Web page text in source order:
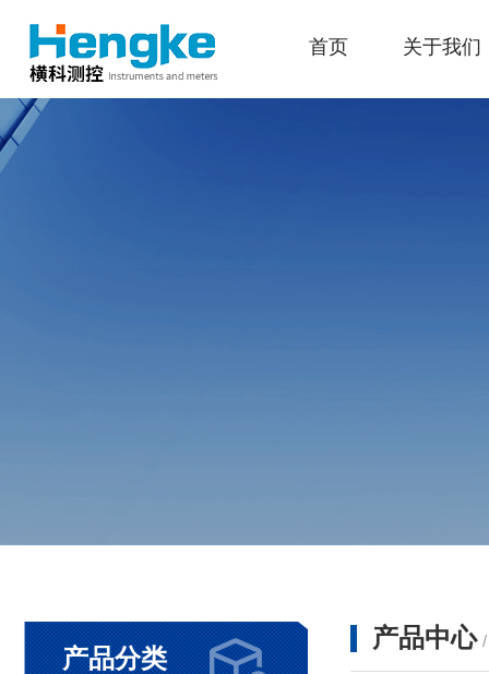
首页 关于我们
产品分类
产品中心